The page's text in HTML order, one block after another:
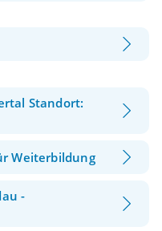
Standort:
Weiterbildung
-